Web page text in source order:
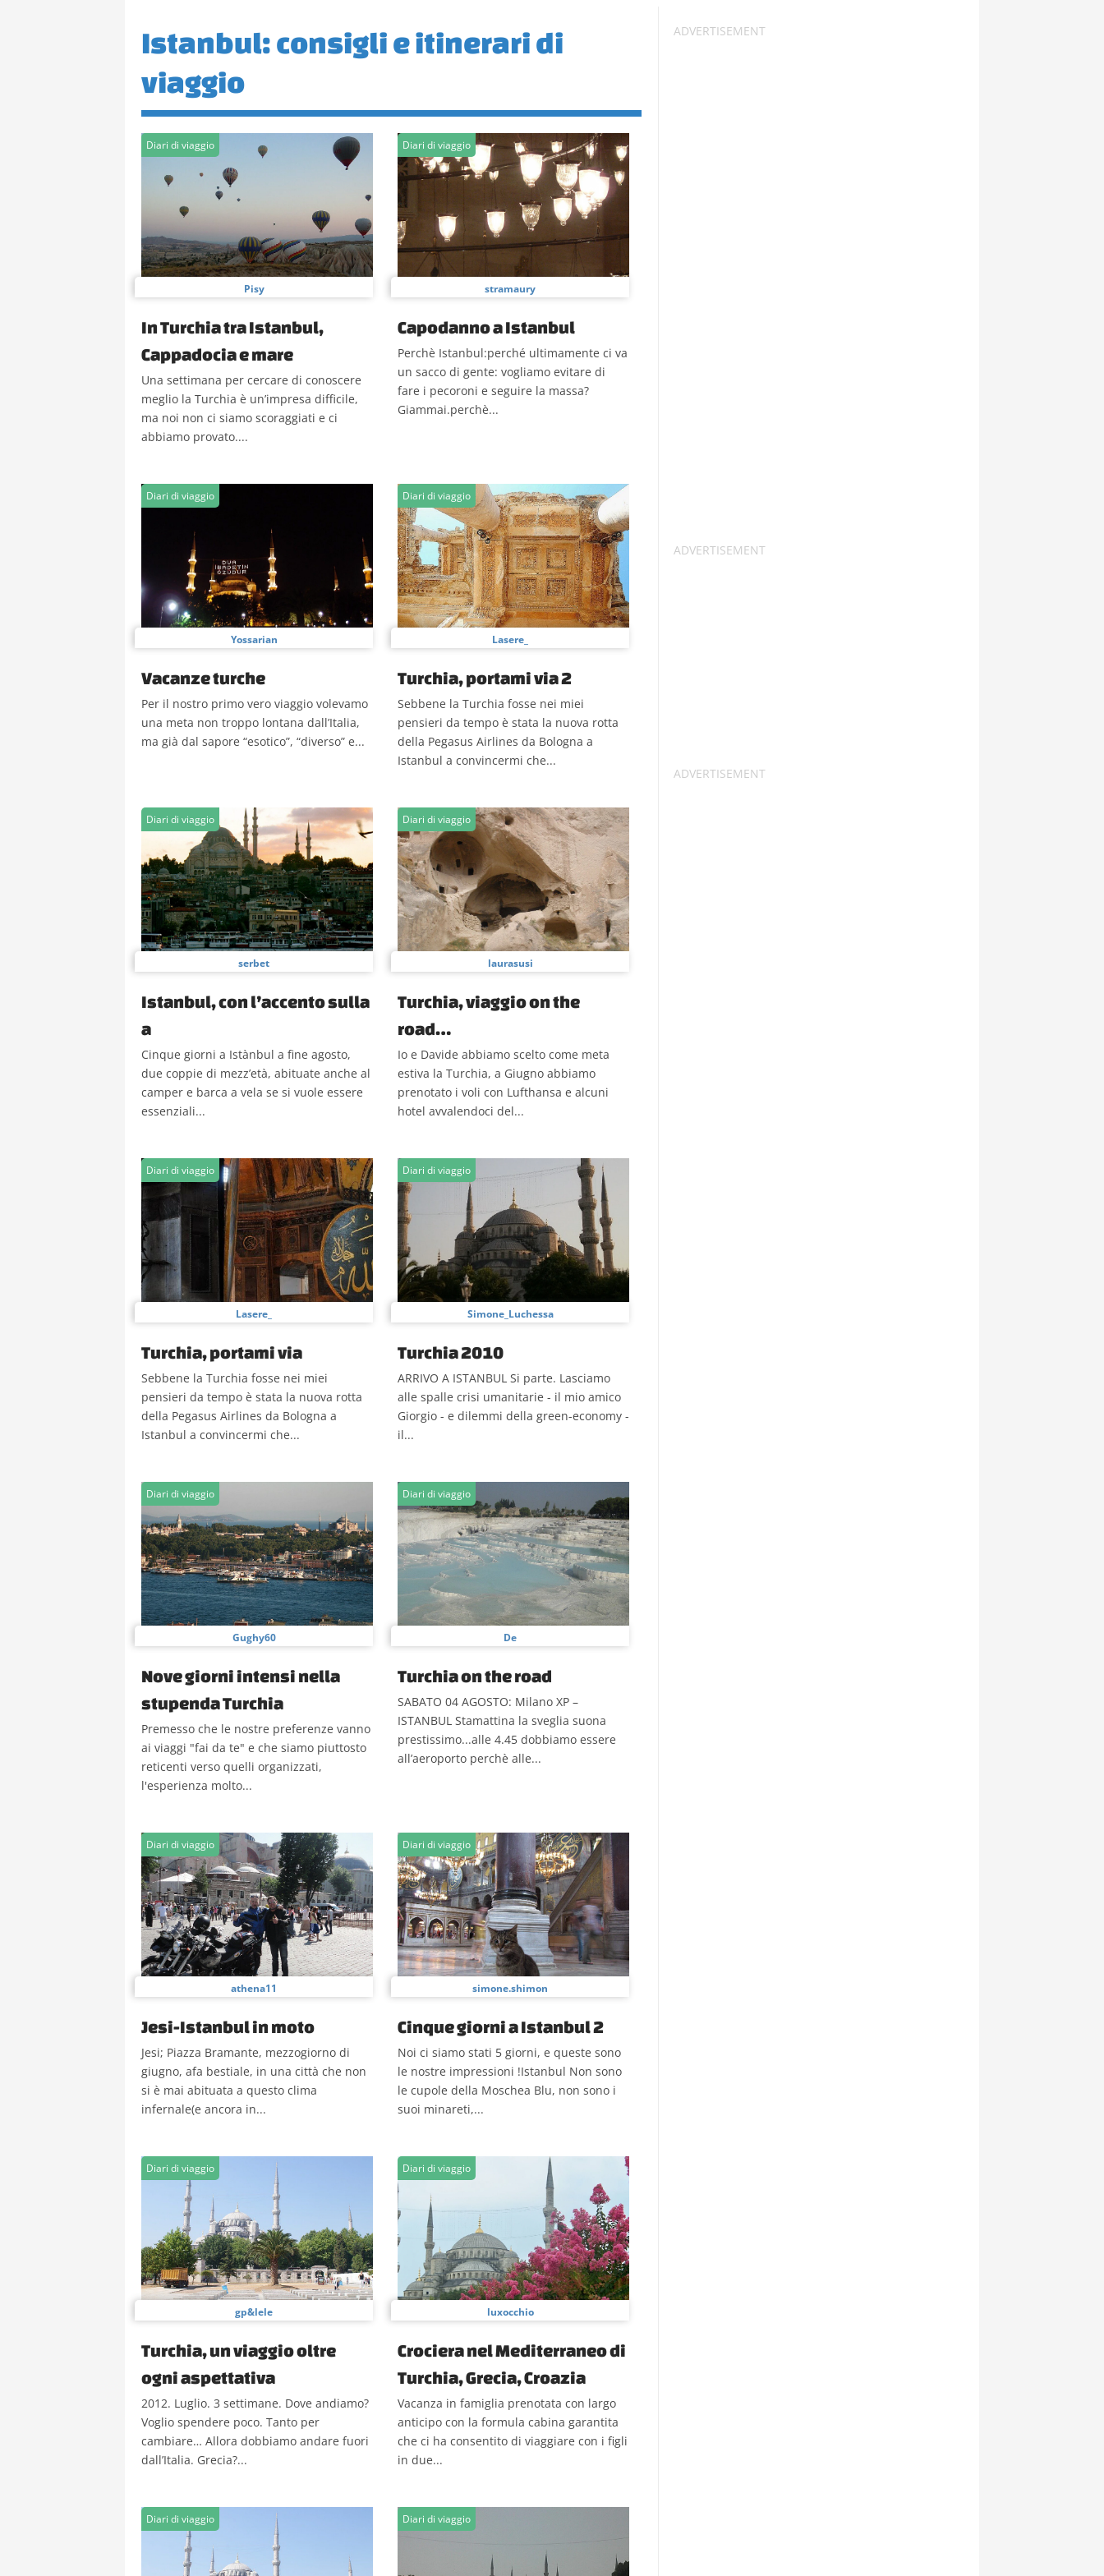
Istanbul: consigli e itinerari di
viaggio
Diari di viaggio
Pisy
In Turchia tra Istanbul,
Cappadocia e mare
Una settimana per cercare di conoscere
meglio la Turchia è un’impresa difficile,
ma noi non ci siamo scoraggiati e ci
abbiamo provato....
Diari di viaggio
stramaury
Capodanno a Istanbul
Perchè Istanbul:perché ultimamente ci va
un sacco di gente: vogliamo evitare di
fare i pecoroni e seguire la massa?
Giammai.perchè...
Diari di viaggio
Yossarian
Vacanze turche
Per il nostro primo vero viaggio volevamo
una meta non troppo lontana dall’Italia,
ma già dal sapore “esotico”, “diverso” e...
Diari di viaggio
Lasere_
Turchia, portami via 2
Sebbene la Turchia fosse nei miei
pensieri da tempo è stata la nuova rotta
della Pegasus Airlines da Bologna a
Istanbul a convincermi che...
Diari di viaggio
serbet
Istanbul, con l’accento sulla
a
Cinque giorni a Istànbul a fine agosto,
due coppie di mezz’età, abituate anche al
camper e barca a vela se si vuole essere
essenziali...
Diari di viaggio
laurasusi
Turchia, viaggio on the
road…
Io e Davide abbiamo scelto come meta
estiva la Turchia, a Giugno abbiamo
prenotato i voli con Lufthansa e alcuni
hotel avvalendoci del...
Diari di viaggio
Lasere_
Turchia, portami via
Sebbene la Turchia fosse nei miei
pensieri da tempo è stata la nuova rotta
della Pegasus Airlines da Bologna a
Istanbul a convincermi che...
Diari di viaggio
Simone_Luchessa
Turchia 2010
ARRIVO A ISTANBUL Si parte. Lasciamo
alle spalle crisi umanitarie - il mio amico
Giorgio - e dilemmi della green-economy -
il...
Diari di viaggio
Gughy60
Nove giorni intensi nella
stupenda Turchia
Premesso che le nostre preferenze vanno
ai viaggi "fai da te" e che siamo piuttosto
reticenti verso quelli organizzati,
l'esperienza molto...
Diari di viaggio
De
Turchia on the road
SABATO 04 AGOSTO: Milano XP –
ISTANBUL Stamattina la sveglia suona
prestissimo...alle 4.45 dobbiamo essere
all’aeroporto perchè alle...
Diari di viaggio
athena11
Jesi-Istanbul in moto
Jesi; Piazza Bramante, mezzogiorno di
giugno, afa bestiale, in una città che non
si è mai abituata a questo clima
infernale(e ancora in...
Diari di viaggio
simone.shimon
Cinque giorni a Istanbul 2
Noi ci siamo stati 5 giorni, e queste sono
le nostre impressioni !Istanbul Non sono
le cupole della Moschea Blu, non sono i
suoi minareti,...
Diari di viaggio
gp&lele
Turchia, un viaggio oltre
ogni aspettativa
2012. Luglio. 3 settimane. Dove andiamo?
Voglio spendere poco. Tanto per
cambiare… Allora dobbiamo andare fuori
dall’Italia. Grecia?...
Diari di viaggio
luxocchio
Crociera nel Mediterraneo di
Turchia, Grecia, Croazia
Vacanza in famiglia prenotata con largo
anticipo con la formula cabina garantita
che ci ha consentito di viaggiare con i figli
in due...
Diari di viaggio Diari di viaggio